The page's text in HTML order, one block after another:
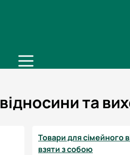
та
Товари для сімейного
взяти з собою